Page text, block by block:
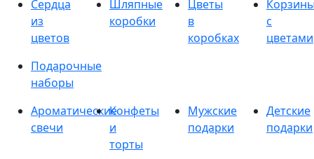
Сердца
из
цветов
Шляпные
коробки
Цветы
в
коробках
с
цветами
Подарочные
наборы
Ароматические
свечи
Конфеты
и
торты
Мужские
подарки
Детские
подарки